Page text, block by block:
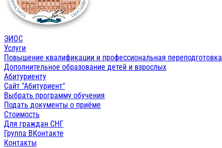
ЭИОС
Услуги
Повышение квалификации и профессиональная переподготовка
Дополнительное образование детей и взрослых
Абитуриенту
Сайт "Абитуриент"
Выбрать программу обучения
Подать документы о приёме
Стоимость
Для граждан СНГ
Группа ВКонтакте
Контакты